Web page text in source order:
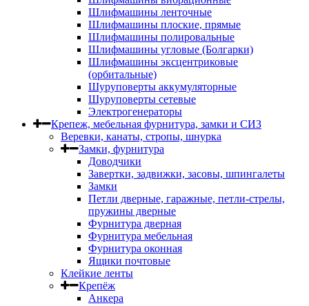
Шлифмашины ленточные
Шлифмашины плоские, прямые
Шлифмашины полировальные
Шлифмашины угловые (Болгарки)
Шлифмашины эксцентриковые
(орбитальные)
Шуруповерты аккумуляторные
Шуруповерты сетевые
Электрогенераторы
Крепеж, мебельная фурнитура, замки и СИЗ
Веревки, канаты, стропы, шнурка
Замки, фурнитура
Доводчики
Завертки, задвижки, засовы, шпингалеты
Замки
Петли дверные, гаражные, петли-стрелы,
пружины дверные
Фурнитура дверная
Фурнитура мебельная
Фурнитура оконная
Ящики почтовые
Клейкие ленты
Крепёж
Анкера